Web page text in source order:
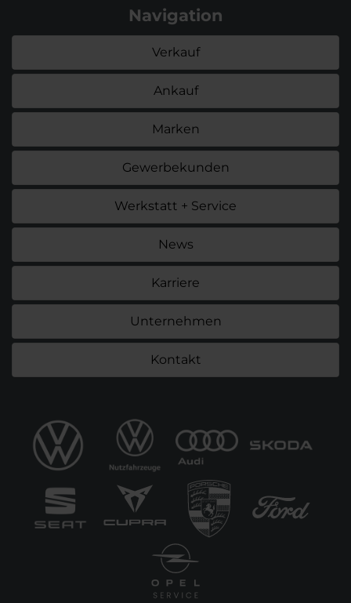
Navigation
Verkauf
Ankauf
Marken
Gewerbekunden
Werkstatt + Service
News
Karriere
Unternehmen
Kontakt